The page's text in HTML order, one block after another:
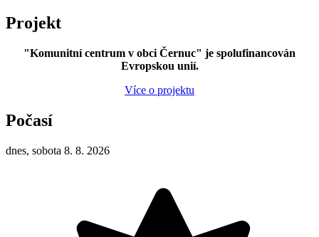
Projekt
"Komunitní centrum v obci Černuc" je spolufinancován
Evropskou unií.
Více o projektu
Počasí
dnes, sobota 8. 8. 2026